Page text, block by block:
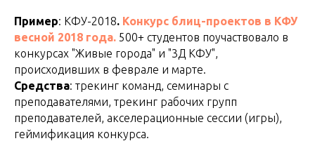
Пример: КФУ-2018. Конкурс блиц-проектов в КФУ
весной 2018 года. 500+ студентов поучаствовало в
конкурсах "Живые города" и "3Д КФУ",
происходивших в феврале и марте.
Средства: трекинг команд, семинары с
преподавателями, трекинг рабочих групп
преподавателей, акселерационные сессии (игры),
геймификация конкурса.